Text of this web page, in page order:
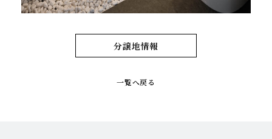
分譲地情報
一覧へ戻る